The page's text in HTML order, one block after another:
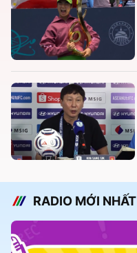
RADIO MỚI NHẤT